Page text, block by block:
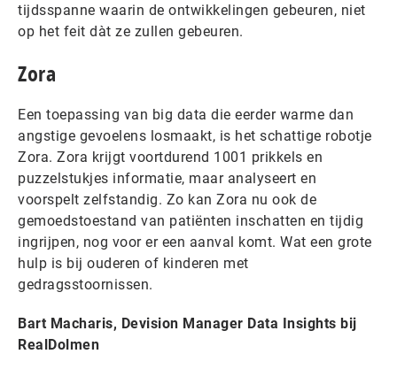
tijdsspanne waarin de ontwikkelingen gebeuren, niet
op het feit dàt ze zullen gebeuren.
Zora
Een toepassing van big data die eerder warme dan
angstige gevoelens losmaakt, is het schattige robotje
Zora. Zora krijgt voortdurend 1001 prikkels en
puzzelstukjes informatie, maar analyseert en
voorspelt zelfstandig. Zo kan Zora nu ook de
gemoedstoestand van patiënten inschatten en tijdig
ingrijpen, nog voor er een aanval komt. Wat een grote
hulp is bij ouderen of kinderen met
gedragsstoornissen.
Bart Macharis, Devision Manager Data Insights bij
RealDolmen